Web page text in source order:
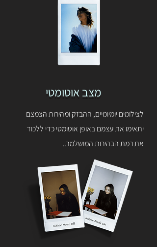
מצב אוטומטי
לצילומים יומיומיים, ההבזק ומהירות הצמצם
יתאימו את עצמם באופן אוטומטי כדי ללכוד
את רמת הבהירות המושלמת.